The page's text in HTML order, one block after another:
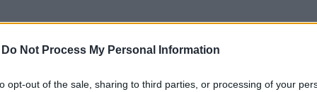
Do Not Process My Personal Information
opt-out of the sale, sharing to third parties, or processing of your